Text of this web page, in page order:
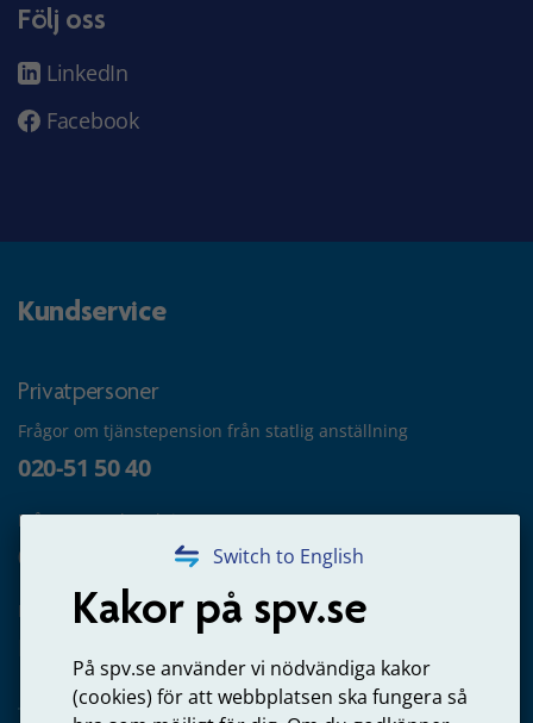
Switch to English
Kakor på spv.se
På spv.se använder vi nödvändiga kakor
(cookies) för att webbplatsen ska fungera så
Följ oss
LinkedIn
Facebook
Kundservice
Privatpersoner
Frågor om tjänstepension från statlig anställning
020-51 50 40
Frågor om utbetalning
020-65 00 65
Kontakta oss